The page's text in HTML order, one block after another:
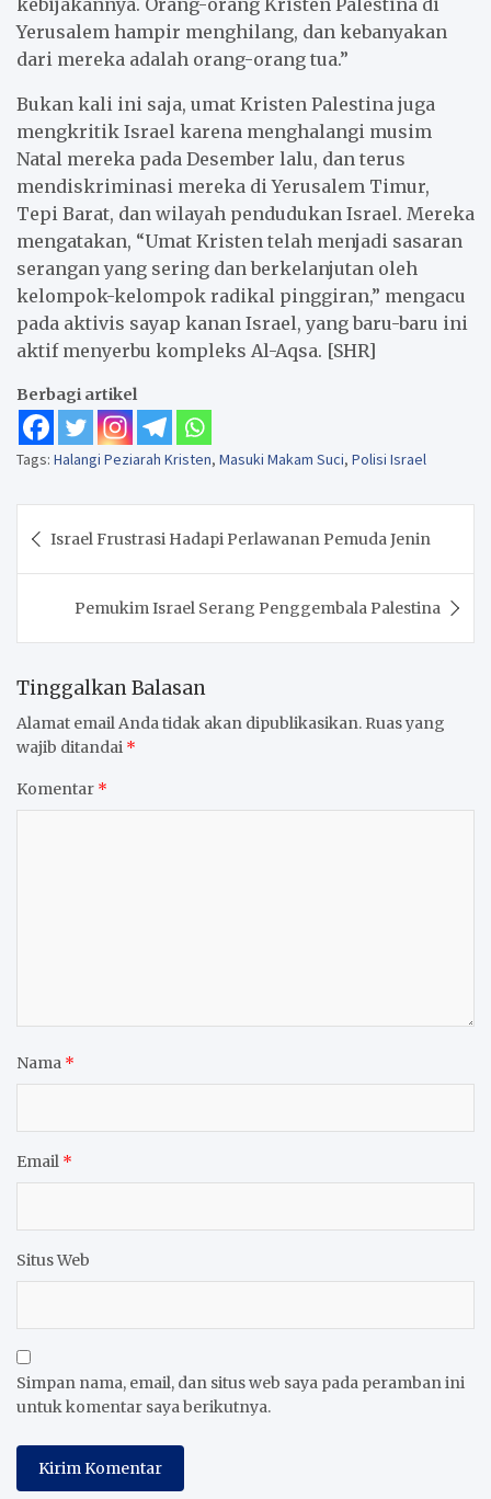
Yerusalem hampir menghilang, dan kebanyakan
dari mereka adalah orang-orang tua.”
Bukan kali ini saja, umat ​​Kristen Palestina juga
mengkritik Israel karena menghalangi musim
Natal mereka pada Desember lalu, dan terus
mendiskriminasi mereka di Yerusalem Timur,
Tepi Barat, dan wilayah pendudukan Israel. Mereka
mengatakan, “Umat Kristen telah menjadi sasaran
serangan yang sering dan berkelanjutan oleh
kelompok-kelompok radikal pinggiran,” mengacu
pada aktivis sayap kanan Israel, yang baru-baru ini
aktif menyerbu kompleks Al-Aqsa. [SHR]
Berbagi artikel
Tags: Halangi Peziarah Kristen, Masuki Makam Suci, Polisi Israel
posIsrael Frustrasi Hadapi Perlawanan Pemuda Jenin
Pemukim Israel Serang Penggembala Palestina
Tinggalkan Balasan
Alamat email Anda tidak akan dipublikasikan. Ruas yang
wajib ditandai *
Komentar *
Nama *
Email *
Situs Web
Simpan nama, email, dan situs web saya pada peramban ini
untuk komentar saya berikutnya.